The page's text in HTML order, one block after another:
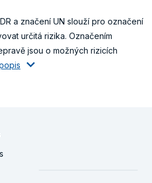
a značení UN slouží pro označení
určitá rizika. Označením
jsou o možných rizicích